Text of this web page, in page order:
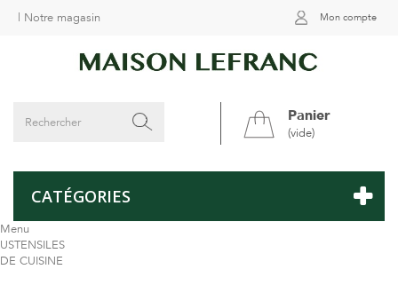
Mon compte
Notre magasin
Panier
(vide)
CATÉGORIES
Menu
USTENSILES
DE CUISINE